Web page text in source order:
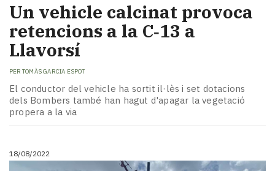
Un vehicle calcinat provoca
retencions a la C‑13 a
Llavorsí
PER TOMÀS GARCIA ESPOT
El conductor del vehicle ha sortit il·lès i set dotacions
dels Bombers també han hagut d'apagar la vegetació
propera a la via
18/08/2022